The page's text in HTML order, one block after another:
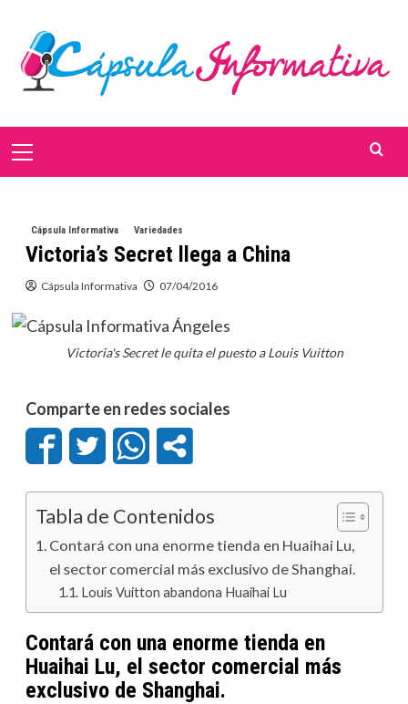
contenido
Menú
Cápsula Informativa Variedades
Victoria’s Secret llega a China
Cápsula Informativa 07/04/2016
Victoria's Secret le quita el puesto a Louis Vuitton
Comparte en redes sociales
Tabla de Contenidos
Contará con una enorme tienda en Huaihai Lu,
el sector comercial más exclusivo de Shanghai.
Louis Vuitton abandona Huaihai Lu
Contará con una enorme tienda en
Huaihai Lu, el sector comercial más
exclusivo de Shanghai.